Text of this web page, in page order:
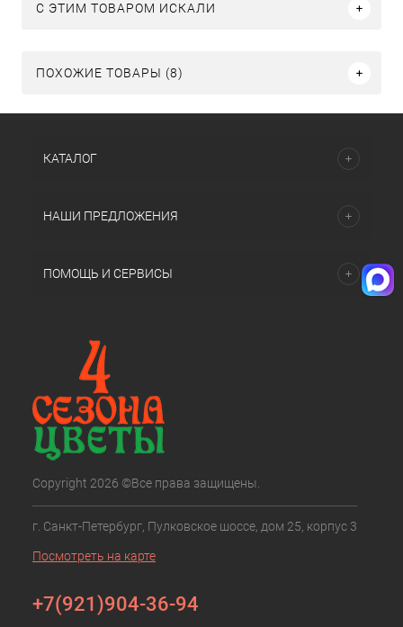
C ЭТИМ ТОВАРОМ ИСКАЛИ
ПОХОЖИЕ ТОВАРЫ (8)
КАТАЛОГ
НАШИ ПРЕДЛОЖЕНИЯ
ПОМОЩЬ И СЕРВИСЫ
Copyright 2026 ©Все права защищены.
г. Санкт-Петербург, Пулковское шоссе, дом 25, корпус 3
Посмотреть на карте
+7(921)904-36-94